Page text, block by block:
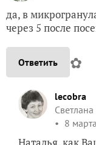
да, в
через 5 после
Ответить ✿
lecobra
Светлана
8